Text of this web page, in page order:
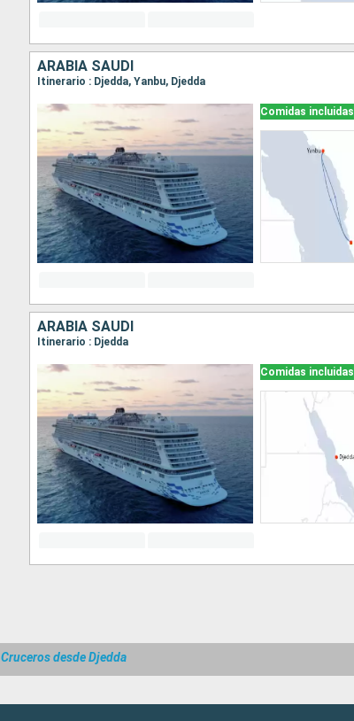
ARABIA SAUDÍ
Itinerario : Djedda, Yanbu, Djedda
Comidas incluidas
ARABIA SAUDÍ
Itinerario : Djedda
Comidas incluidas
Cruceros desde Djedda